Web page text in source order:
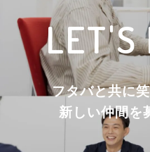
LET'S
フタバと共に
新しい仲間を